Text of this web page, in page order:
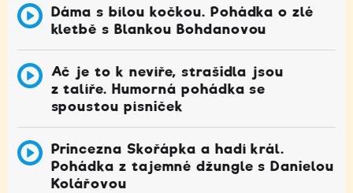
Dáma s bílou kočkou. Pohádka o zlé
kletbě s Blankou Bohdanovou
Ač je to k nevíře, strašidla jsou
z talíře. Humorná pohádka se
spoustou písniček
Princezna Skořápka a hadí král.
Pohádka z tajemné džungle s Danielou
Kolářovou